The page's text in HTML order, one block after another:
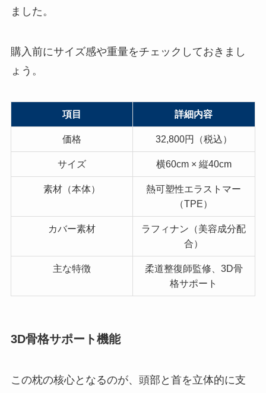
ました。
購入前にサイズ感や重量をチェックしておきまし
ょう。
項目 詳細内容
価格 32,800円（税込）
サイズ 横60cm × 縦40cm
素材（本体）
熱可塑性エラストマー
（TPE）
カバー素材
ラフィナン（美容成分配
合）
主な特徴
柔道整復師監修、3D骨
格サポート
3D骨格サポート機能
この枕の核心となるのが、頭部と首を立体的に支